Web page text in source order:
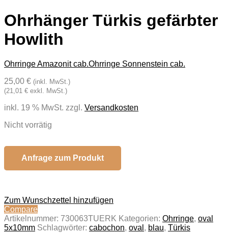
Ohrhänger Türkis gefärbter
Howlith
Ohrringe Amazonit cab.Ohrringe Sonnenstein cab.
25,00 € (inkl. MwSt.)
(21,01 € exkl. MwSt.)
inkl. 19 % MwSt. zzgl. Versandkosten
Nicht vorrätig
Anfrage zum Produkt
Zum Wunschzettel hinzufügen
Compare
Artikelnummer: 730063TUERK Kategorien: Ohrringe, oval
5x10mm Schlagwörter: cabochon, oval , blau, Türkis